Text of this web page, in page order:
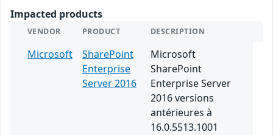
Impacted products
VENDOR PRODUCT DESCRIPTION
Microsoft
SharePoint
Enterprise
Server 2016
Microsoft
SharePoint
Enterprise Server
2016 versions
antérieures à
16.0.5513.1001